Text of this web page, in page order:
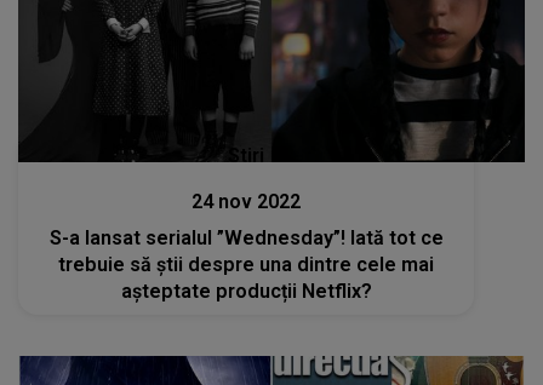
Stiri
24 nov 2022
S-a lansat serialul ”Wednesday”! Iată tot ce
trebuie să știi despre una dintre cele mai
așteptate producții Netflix?